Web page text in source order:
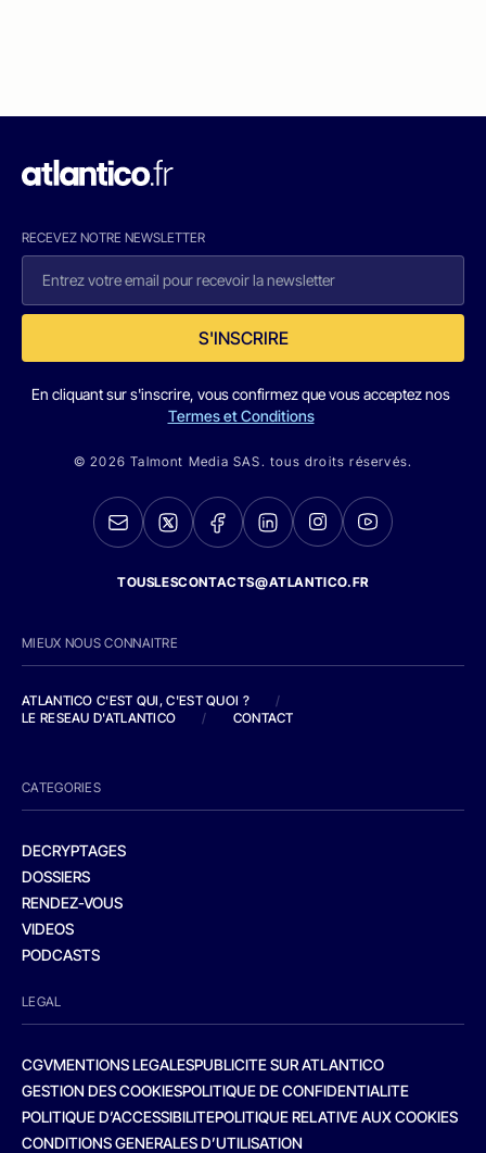
RECEVEZ NOTRE NEWSLETTER
S'INSCRIRE
En cliquant sur s'inscrire, vous confirmez que vous acceptez nos
Termes et Conditions
© 2026 Talmont Media SAS. tous droits réservés.
TOUSLESCONTACTS@ATLANTICO.FR
MIEUX NOUS CONNAITRE
ATLANTICO C'EST QUI, C'EST QUOI ?
/
LE RESEAU D'ATLANTICO
/ CONTACT
CATEGORIES
DECRYPTAGES
DOSSIERS
RENDEZ-VOUS
VIDEOS
PODCASTS
LEGAL
CGVMENTIONS LEGALESPUBLICITE SUR ATLANTICO
GESTION DES COOKIESPOLITIQUE DE CONFIDENTIALITE
POLITIQUE D’ACCESSIBILITEPOLITIQUE RELATIVE AUX COOKIES
CONDITIONS GENERALES D’UTILISATION